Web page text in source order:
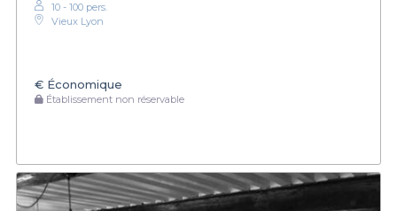
10 - 100 pers.
Vieux Lyon
€ Économique
Établissement non réservable